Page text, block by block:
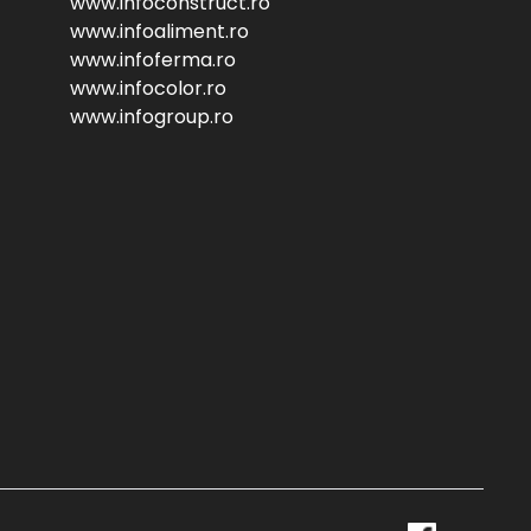
www.infoaliment.ro
www.infoferma.ro
www.infocolor.ro
www.infogroup.ro